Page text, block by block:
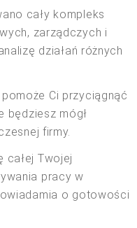
cały kompleks
zarządczych i
działań różnych
Ci przyciągnąć
będziesz mógł
firmy.
całej Twojej
pracy w
o gotowości